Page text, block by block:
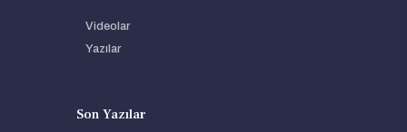
Videolar
Yazılar
Son Yazılar